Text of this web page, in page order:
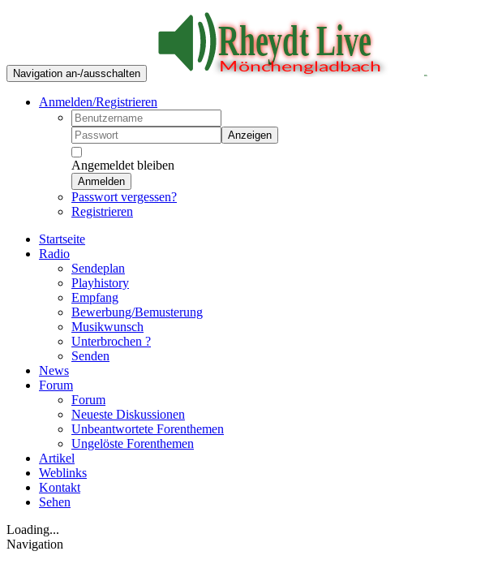
Navigation an-/ausschalten
Anmelden/Registrieren
Anzeigen
Angemeldet bleiben
Anmelden
Passwort vergessen?
Registrieren
Startseite
Radio
Sendeplan
Playhistory
Empfang
Bewerbung/Bemusterung
Musikwunsch
Unterbrochen ?
Senden
News
Forum
Forum
Neueste Diskussionen
Unbeantwortete Forenthemen
Ungelöste Forenthemen
Artikel
Weblinks
Kontakt
Sehen
Loading...
Navigation